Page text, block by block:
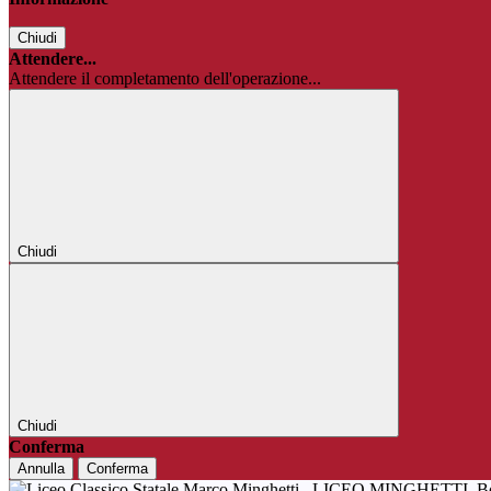
Chiudi
Attendere...
Attendere il completamento dell'operazione...
Chiudi
Chiudi
Conferma
Annulla Conferma